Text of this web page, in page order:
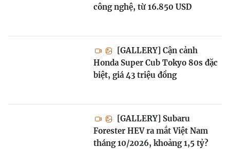
công nghệ, từ 16.850 USD
[GALLERY] Cận cảnh
Honda Super Cub Tokyo 80s đặc
biệt, giá 43 triệu đồng
[GALLERY] Subaru
Forester HEV ra mắt Việt Nam
tháng 10/2026, khoảng 1,5 tỷ?